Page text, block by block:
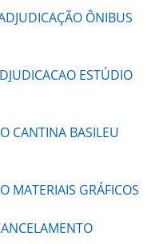
ÔNIBUS
ESTÚDIO
CANTINA BASILEU
MATERIAIS GRÁFICOS